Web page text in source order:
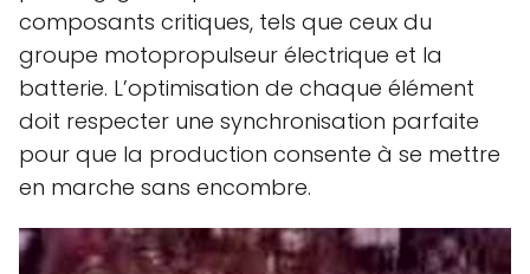
composants critiques, tels que ceux du
groupe motopropulseur électrique et la
batterie. L’optimisation de chaque élément
doit respecter une synchronisation parfaite
pour que la production consente à se mettre
en marche sans encombre.